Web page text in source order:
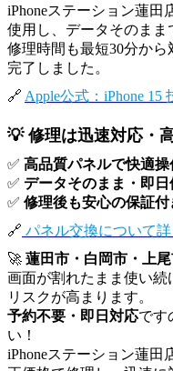
iPhoneステーション蓮田
使用し、データそのまま
修理時間も最短30分か
完了しました。
🔗 Apple公式：iPhone 15
💡 修理は迅速対応・
✅ 高品質パネルで快適操
✅ データそのまま・即日
✅ 修理後も安心の保証付
🔗 パネル交換について
🚀 蓮田市・白岡市・上
画面が割れたまま使い
リスクが高まります。
予約不要・即日対応です
い！
iPhoneステーション蓮田